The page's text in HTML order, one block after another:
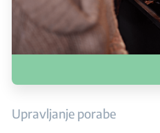
Upravljanje porabe